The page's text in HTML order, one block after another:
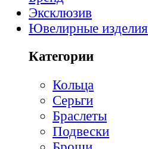
Эксклюзив
Ювелирные изделия
Категории
Кольца
Серьги
Браслеты
Подвески